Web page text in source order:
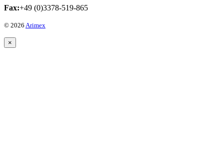
Fax:+49 (0)3378-519-865
© 2026 Arimex
×